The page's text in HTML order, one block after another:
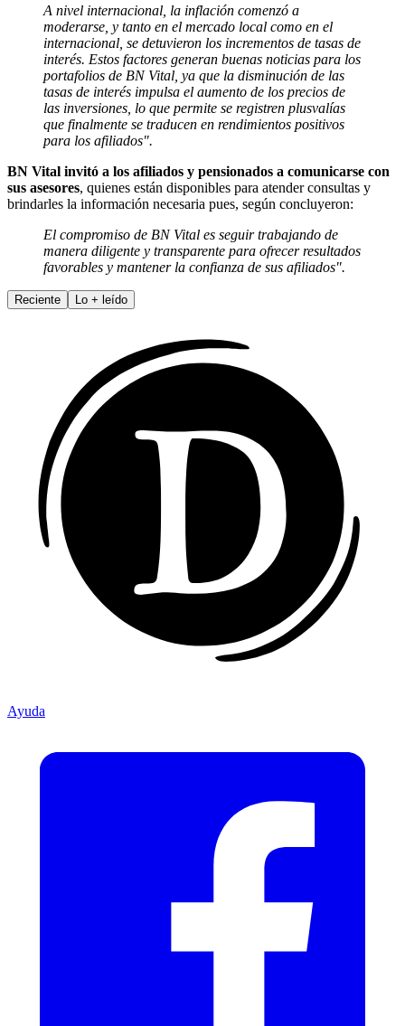
A nivel internacional, la inflación comenzó a
moderarse, y tanto en el mercado local como en el
internacional, se detuvieron los incrementos de tasas de
interés. Estos factores generan buenas noticias para los
portafolios de BN Vital, ya que la disminución de las
tasas de interés impulsa el aumento de los precios de
las inversiones, lo que permite se registren plusvalías
que finalmente se traducen en rendimientos positivos
para los afiliados".
BN Vital invitó a los afiliados y pensionados a comunicarse con
sus asesores, quienes están disponibles para atender consultas y
brindarles la información necesaria pues, según concluyeron:
El compromiso de BN Vital es seguir trabajando de
manera diligente y transparente para ofrecer resultados
favorables y mantener la confianza de sus afiliados".
Reciente Lo + leído
Ayuda